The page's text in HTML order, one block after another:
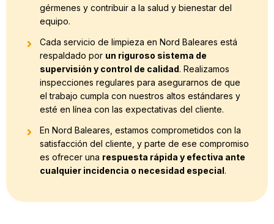
gérmenes y contribuir a la salud y bienestar del
equipo.
Cada servicio de limpieza en Nord Baleares está
respaldado por un riguroso sistema de
supervisión y control de calidad. Realizamos
inspecciones regulares para asegurarnos de que
el trabajo cumpla con nuestros altos estándares y
esté en línea con las expectativas del cliente.
En Nord Baleares, estamos comprometidos con la
satisfacción del cliente, y parte de ese compromiso
es ofrecer una respuesta rápida y efectiva ante
cualquier incidencia o necesidad especial.